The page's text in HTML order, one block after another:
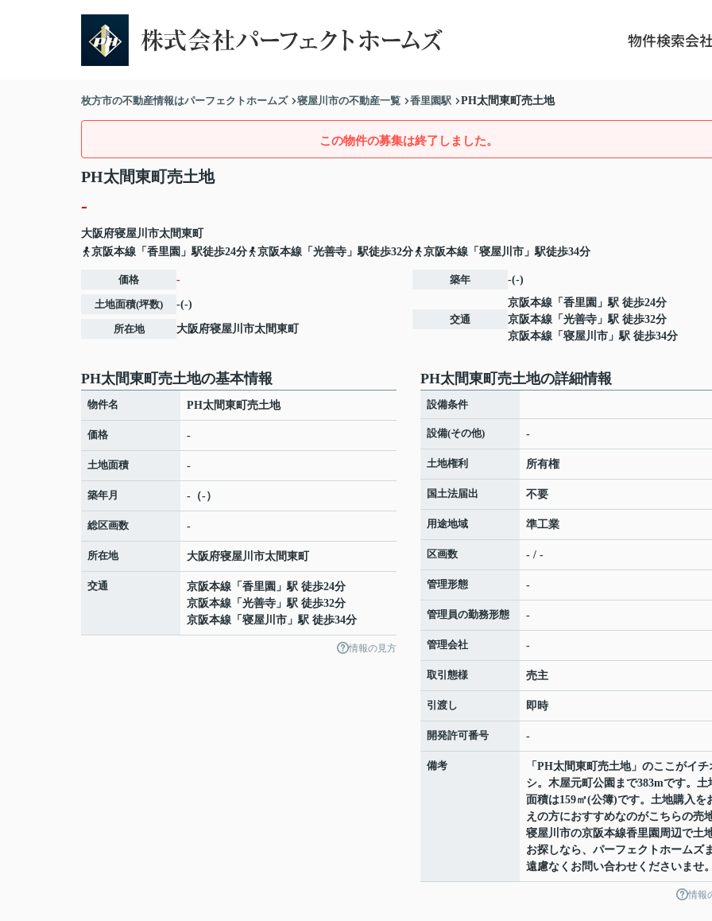
物件検索会
枚方市の不動産情報はパーフェクトホームズ 寝屋川市の不動産一覧 香里園駅 PH太間東町売土地
この物件の募集は終了しました。
PH太間東町売土地
-
大阪府寝屋川市太間東町
京阪本線「香里園」駅徒歩24分
京阪本線「光善寺」駅徒歩32分 京阪本線「寝屋川市」駅徒歩34分
価格 -
土地面積(坪数) -(-)
所在地 大阪府寝屋川市太間東町
築年 -(-)
交通
京阪本線 「 香里園 」駅 徒歩24分
京阪本線 「 光善寺 」駅 徒歩32分
京阪本線 「 寝屋川市 」駅 徒歩34分
PH太間東町売土地の基本情報
物件名 PH太間東町売土地
価格 -
土地面積 -
築年月 -（-）
総区画数 -
所在地 大阪府寝屋川市太間東町
交通 京阪本線 「 香里園 」駅 徒歩24分
京阪本線 「 光善寺 」駅 徒歩32分
京阪本線 「 寝屋川市 」駅 徒歩34分
情報の見方
PH太間東町売土地の詳細情報
設備条件
設備(その他) -
土地権利 所有権
国土法届出 不要
用途地域 準工業
区画数 - / -
管理形態 -
管理員の勤務形態 -
管理会社 -
取引態様 売主
引渡し 即時
開発許可番号 -
備考
「PH太間東町売土地」のここがイチ
シ。木屋元町公園まで383mです。土
面積は159㎡(公簿)です。土地購入を
えの方におすすめなのがこちらの売
寝屋川市の京阪本線香里園周辺で土
お探しなら、パーフェクトホームズ
遠慮なくお問い合わせくださいませ
情報